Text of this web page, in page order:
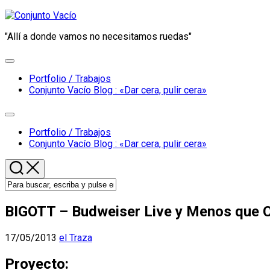
Saltar
contenido
"Allí a donde vamos no necesitamos ruedas"
Ampliar
menú
Portfolio / Trabajos
Padre
actual
Conjunto Vacío Blog : «Dar cera, pulir cera»
Ampliar
menú
Portfolio / Trabajos
Padre
la
página
actual
Conjunto Vacío Blog : «Dar cera, pulir cera»
BIGOTT – Budweiser Live y Menos que
17/05/2013 el Traza
Proyecto: